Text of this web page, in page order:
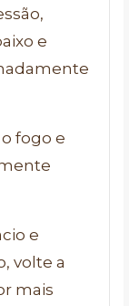
e
fogo e
e
volte a
mais